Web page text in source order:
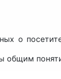
о
общим